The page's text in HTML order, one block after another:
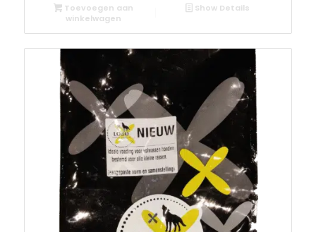
Toevoegen aan
winkelwagen
Show Details